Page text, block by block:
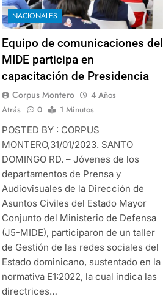
NACIONALES
Equipo de comunicaciones del
MIDE participa en
capacitación de Presidencia
Corpus Montero
4 Años
Atrás
0
1 Minutos
POSTED BY : CORPUS
MONTERO,31/01/2023. SANTO
DOMINGO RD. – Jóvenes de los
departamentos de Prensa y
Audiovisuales de la Dirección de
Asuntos Civiles del Estado Mayor
Conjunto del Ministerio de Defensa
(J5-MIDE), participaron de un taller
de Gestión de las redes sociales del
Estado dominicano, sustentado en la
normativa E1:2022, la cual indica las
directrices…